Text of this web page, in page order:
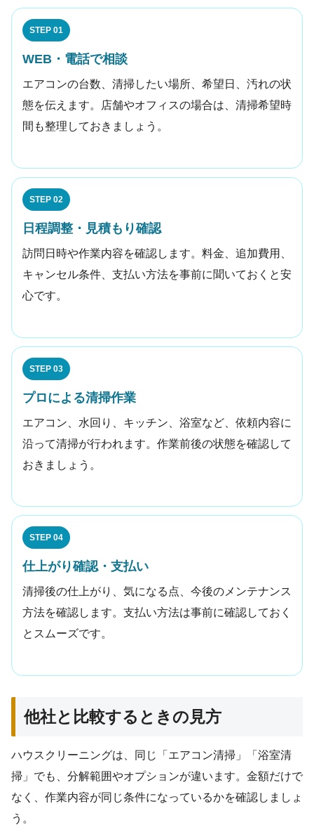
STEP 01
WEB・電話で相談
エアコンの台数、清掃したい場所、希望日、汚れの状
態を伝えます。店舗やオフィスの場合は、清掃希望時
間も整理しておきましょう。
STEP 02
日程調整・見積もり確認
訪問日時や作業内容を確認します。料金、追加費用、
キャンセル条件、支払い方法を事前に聞いておくと安
心です。
STEP 03
プロによる清掃作業
エアコン、水回り、キッチン、浴室など、依頼内容に
沿って清掃が行われます。作業前後の状態を確認して
おきましょう。
STEP 04
仕上がり確認・支払い
清掃後の仕上がり、気になる点、今後のメンテナンス
方法を確認します。支払い方法は事前に確認しておく
とスムーズです。
他社と比較するときの見方
ハウスクリーニングは、同じ「エアコン清掃」「浴室清
掃」でも、分解範囲やオプションが違います。金額だけで
なく、作業内容が同じ条件になっているかを確認しましょ
う。